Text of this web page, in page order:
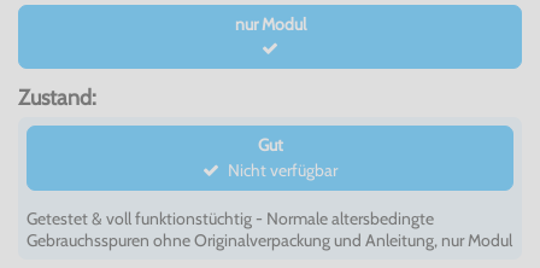
nur Modul
Zustand:
Gut
Nicht verfügbar
Getestet & voll funktionstüchtig - Normale altersbedingte
Gebrauchsspuren ohne Originalverpackung und Anleitung, nur Modul